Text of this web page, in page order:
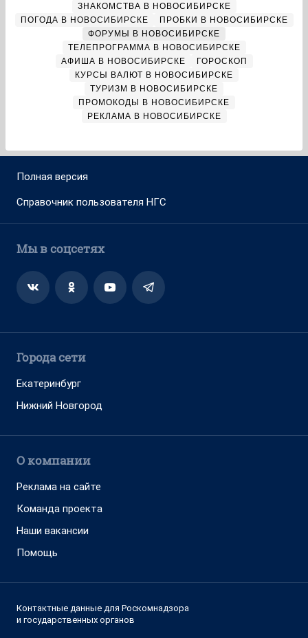
ЗНАКОМСТВА В НОВОСИБИРСКЕ
ПОГОДА В НОВОСИБИРСКЕ
ПРОБКИ В НОВОСИБИРСКЕ
ФОРУМЫ В НОВОСИБИРСКЕ
ТЕЛЕПРОГРАММА В НОВОСИБИРСКЕ
АФИША В НОВОСИБИРСКЕ
ГОРОСКОП
КУРСЫ ВАЛЮТ В НОВОСИБИРСКЕ
ТУРИЗМ В НОВОСИБИРСКЕ
ПРОМОКОДЫ В НОВОСИБИРСКЕ
РЕКЛАМА В НОВОСИБИРСКЕ
Полная версия
Справочник пользователя НГС
Мы в соцсетях
Города сети
Екатеринбург
Нижний Новгород
О компании
Реклама на сайте
Команда проекта
Наши вакансии
Помощь
Контактные данные для Роскомнадзора
и государственных органов